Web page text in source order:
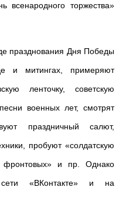
всенародного торжества»
празднования Дня Победы
и митингах, примеряют
ленточку, советскую
военных лет, смотрят
праздничный салют,
пробуют «солдатскую
фронтовых» и пр. Однако
«ВКонтакте» и на